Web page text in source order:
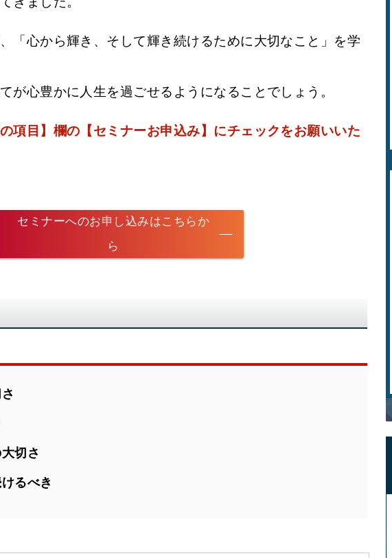
「心から輝き、そして輝き続けるために大切なこと」を学
が心豊かに人生を過ごせるようになることでしょう。
項目】欄の【セミナーお申込み】にチェックをお願いいた
セミナーへのお申し込みはこちらか
ら
切さ
るべき